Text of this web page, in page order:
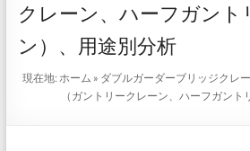
クレーン、ハーフガント
ン）、用途別分析
現在地:ホーム » ダブルガーダーブリッジクレ
（ガントリークレーン、ハーフガン